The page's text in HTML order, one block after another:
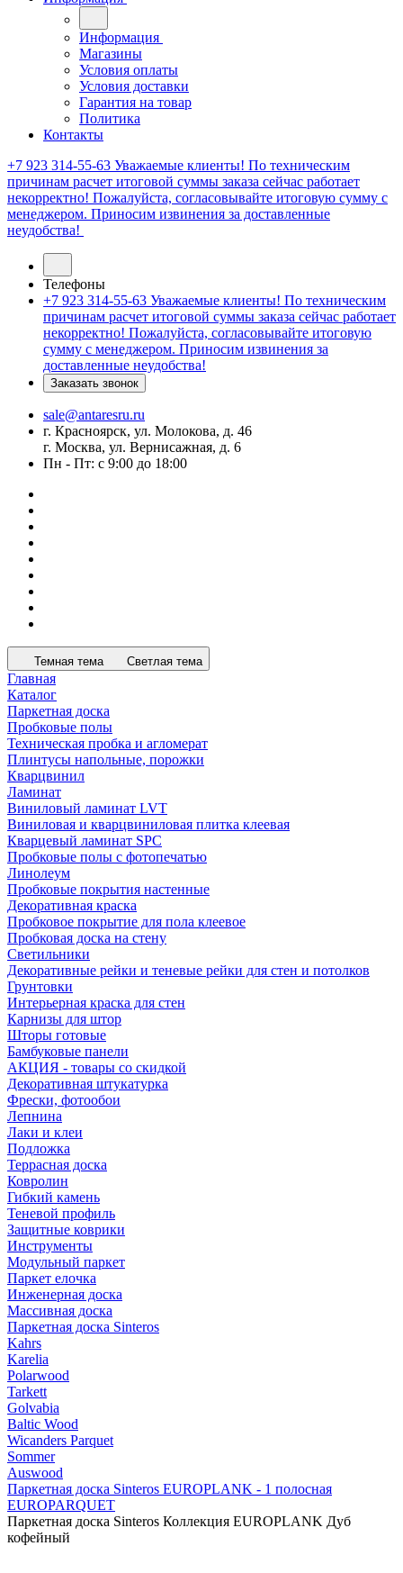
Информация
Магазины
Условия оплаты
Условия доставки
Гарантия на товар
Политика
Контакты
+7 923 314-55-63 Уважаемые клиенты! По техническим
причинам расчет итоговой суммы заказа сейчас работает
некорректно! Пожалуйста, согласовывайте итоговую сумму с
менеджером. Приносим извинения за доставленные
неудобства!
Телефоны
+7 923 314-55-63 Уважаемые клиенты! По техническим
причинам расчет итоговой суммы заказа сейчас работает
некорректно! Пожалуйста, согласовывайте итоговую
сумму с менеджером. Приносим извинения за
доставленные неудобства!
Заказать звонок
sale@antaresru.ru
г. Красноярск, ул. Молокова, д. 46
г. Москва, ул. Вернисажная, д. 6
Пн - Пт: с 9:00 до 18:00
Темная тема Светлая тема
Главная
Каталог
Паркетная доска
Пробковые полы
Техническая пробка и агломерат
Плинтусы напольные, порожки
Кварцвинил
Ламинат
Виниловый ламинат LVT
Виниловая и кварцвиниловая плитка клеевая
Кварцевый ламинат SPC
Пробковые полы с фотопечатью
Линолеум
Пробковые покрытия настенные
Декоративная краска
Пробковое покрытие для пола клеевое
Пробковая доска на стену
Светильники
Декоративные рейки и теневые рейки для стен и потолков
Грунтовки
Интерьерная краска для стен
Карнизы для штор
Шторы готовые
Бамбуковые панели
АКЦИЯ - товары со скидкой
Декоративная штукатурка
Фрески, фотообои
Лепнина
Лаки и клеи
Подложка
Террасная доска
Ковролин
Гибкий камень
Теневой профиль
Защитные коврики
Инструменты
Модульный паркет
Паркет елочка
Инженерная доска
Массивная доска
Паркетная доска Sinteros
Kahrs
Karelia
Polarwood
Tarkett
Golvabia
Baltic Wood
Wicanders Parquet
Sommer
Auswood
Паркетная доска Sinteros EUROPLANK - 1 полосная
EUROPARQUET
Паркетная доска Sinteros Коллекция EUROPLANK Дуб
кофейный